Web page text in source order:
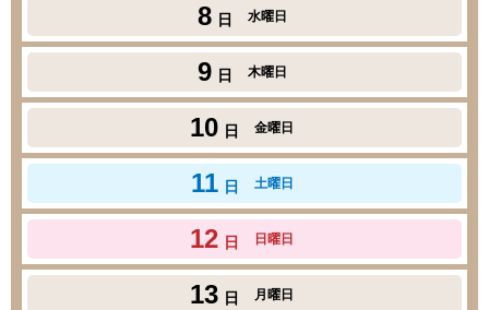
8 日 水曜日
9 日 木曜日
10 日 金曜日
11 日 土曜日
12 日 日曜日
13 日 月曜日